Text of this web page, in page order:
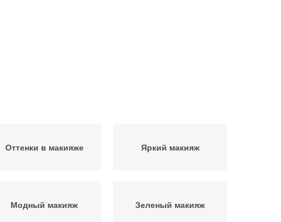
Оттенки в макияже Яркий макияж
Модный макияж Зеленый макияж